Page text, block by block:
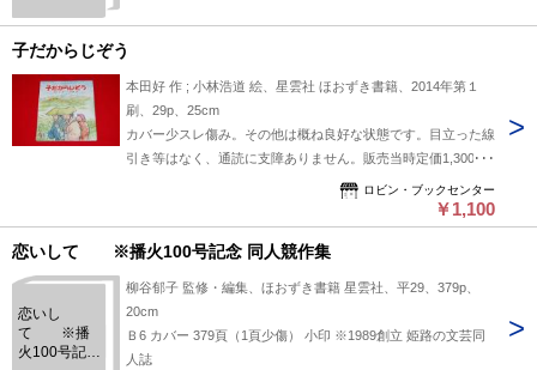
子だからじぞう
本田好 作 ; 小林浩道 絵、星雲社 ほおずき書籍、2014年第１
刷、29p、25cm
カバー少スレ傷み。その他は概ね良好な状態です。目立った線
引き等はなく、通読に支障ありません。販売当時定価1,300
円。 発送の際の梱包は厚さ制限ギリギリのため、防水の袋の
みの簡易包装になるかもしれません。ご了承ください。
ロビン・ブックセンター
￥1,100
恋いして ※播火100号記念 同人競作集
恋いし
て ※播
火100号記念
柳谷郁子 監修・編集、ほおずき書籍 星雲社、平29、379p、
20cm
Ｂ6 カバー 379頁（1頁少傷） 小印 ※1989創立 姫路の文芸同
人誌